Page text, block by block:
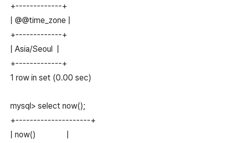
+-------------+
| @@time_zone |
+-------------+
| Asia/Seoul |
+-------------+
1 row in set (0.00 sec)
mysql> select now();
+---------------------+
| now() |